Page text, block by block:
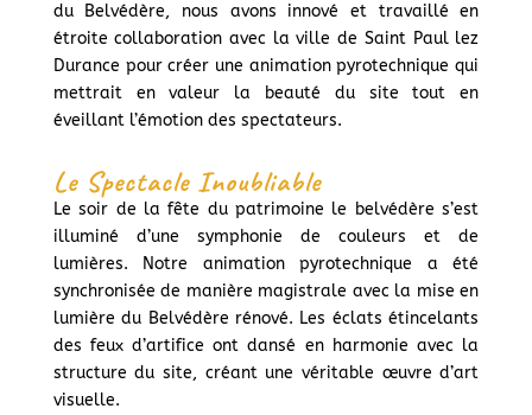
du Belvédère, nous avons innové et travaillé en
étroite collaboration avec la ville de Saint Paul lez
Durance pour créer une animation pyrotechnique qui
mettrait en valeur la beauté du site tout en
éveillant l’émotion des spectateurs.
Le Spectacle Inoubliable
Le soir de la fête du patrimoine le belvédère s’est
illuminé d’une symphonie de couleurs et de
lumières. Notre animation pyrotechnique a été
synchronisée de manière magistrale avec la mise en
lumière du Belvédère rénové. Les éclats étincelants
des feux d’artifice ont dansé en harmonie avec la
structure du site, créant une véritable œuvre d’art
visuelle.